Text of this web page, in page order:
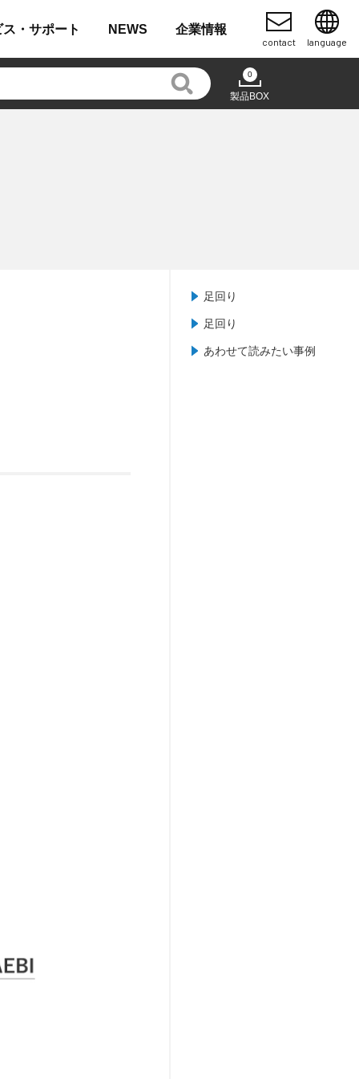
・ サポート NEWS 企業情報
contact language
0
製品BOX
足回り
足回り
あわせて読みたい事例